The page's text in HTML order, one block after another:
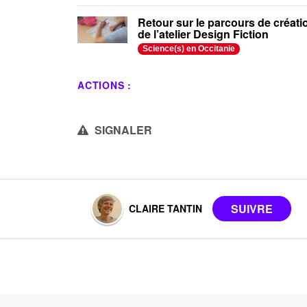
Retour sur le parcours de
de l’atelier Design Fiction
Science(s) en Occitanie
ACTIONS :
SIGNALER
CLAIRE TANTIN